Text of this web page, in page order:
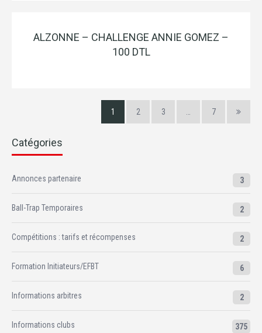
ALZONNE – CHALLENGE ANNIE GOMEZ –
100 DTL
1 2 3 7
Catégories
Annonces partenaire 3
Ball-Trap Temporaires 2
Compétitions : tarifs et récompenses 2
Formation Initiateurs/EFBT 6
Informations arbitres 2
Informations clubs 375